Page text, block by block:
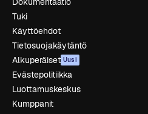
Tuki
Käyttöehdot
Tietosuojakäytäntö
Alkuperäiset Uusi
Evästepolitiikka
Luottamuskeskus
Kumppanit